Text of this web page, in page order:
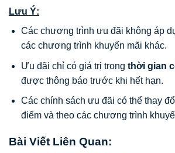
Lưu Ý:
Các chương trình ưu đãi không áp
các chương trình khuyến mãi khác.
Ưu đãi chỉ có giá trị trong thời gian
được thông báo trước khi hết hạn.
Các chính sách ưu đãi có thể thay
điểm và theo các chương trình
Bài Viết Liên Quan: